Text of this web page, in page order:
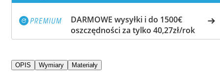
DARMOWE wysyłki i do 1500€
oszczędności za tylko 40,27zł/rok
OPIS Wymiary Materiały